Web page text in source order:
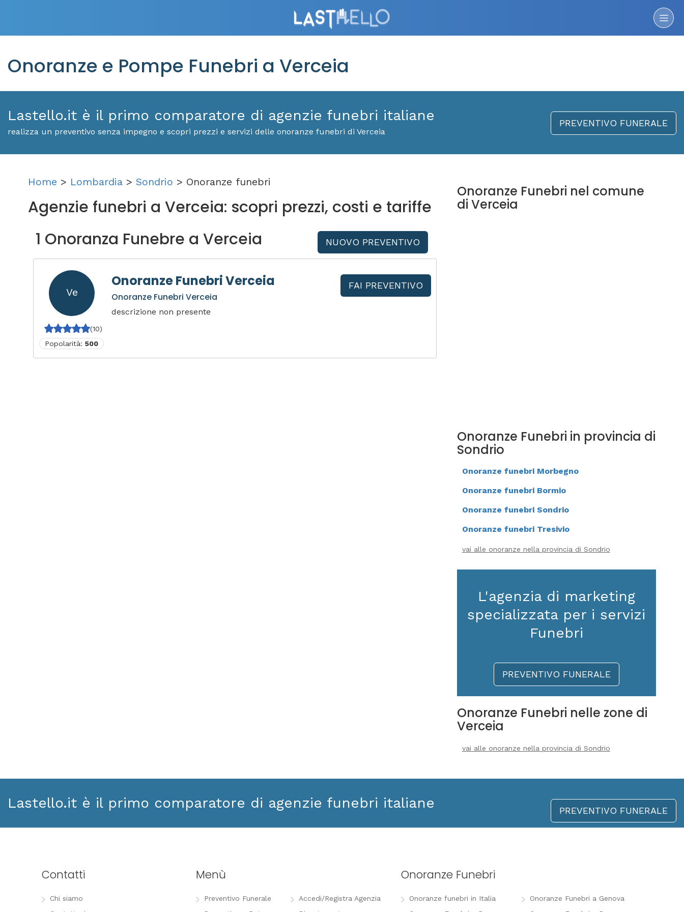
Onoranze e Pompe Funebri a Verceia
Lastello.it è il primo comparatore di agenzie funebri italiane
realizza un preventivo senza impegno e scopri prezzi e servizi delle onoranze funebri di Verceia
PREVENTIVO FUNERALE
Home > Lombardia > Sondrio > Onoranze funebri
Agenzie funebri a Verceia: scopri prezzi, costi e tariffe
1 Onoranza Funebre a Verceia
NUOVO PREVENTIVO
Ve
(10)
Popolarità: 500
Onoranze Funebri Verceia
Onoranze Funebri Verceia
descrizione non presente
FAI PREVENTIVO
Onoranze Funebri nel comune
di Verceia
Onoranze Funebri in provincia di
Sondrio
Onoranze funebri Morbegno
Onoranze funebri Bormio
Onoranze funebri Sondrio
Onoranze funebri Tresivio
vai alle onoranze nella provincia di Sondrio
L'agenzia di marketing
specializzata per i servizi
Funebri
PREVENTIVO FUNERALE
Onoranze Funebri nelle zone di
Verceia
vai alle onoranze nella provincia di Sondrio
Lastello.it è il primo comparatore di agenzie funebri italiane PREVENTIVO FUNERALE
Contatti
Chi siamo
Menù
Preventivo Funerale
Accedi/Registra Agenzia
Onoranze Funebri
Onoranze funebri in Italia
Onoranze Funebri a Genova